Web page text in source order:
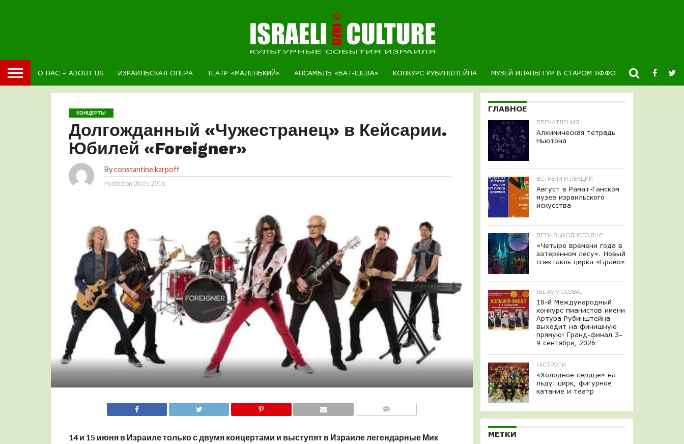
О НАС – ABOUT US ИЗРАИЛЬСКАЯ ОПЕРА ТЕАТР «МАЛЕНЬКИЙ» АНСАМБЛЬ «БАТ-ШЕВА» КОНКУРС РУБИНШТЕЙНА МУЗЕЙ ИЛАНЫ ГУР В СТАРОМ ЯФФО НОВОСТИ
КОНЦЕРТЫ
Долгожданный «Чужестранец» в Кейсарии.
Юбилей «Foreigner»
Byconstantine.karpoff
Posted on 08.05.2016
14 и 15 июня в Израиле только с двумя концертами и выступят в Израиле легендарные Мик
ГЛАВНОЕ
ВПЕЧАТЛЕНИЯ
Алхимическая тетрадь
Ньютона
ВСТРЕЧИ И ЛЕКЦИИ
Август в Рамат-Ганском
музее израильского
искусства
ДЕТИ ВЫХОДНОГО ДНЯ
«Четыре времени года в
затерянном лесу». Новый
спектакль цирка «Браво»
TEL AVIV GLOBAL
18-й Международный
конкурс пианистов имени
Артура Рубинштейна
выходит на финишную
прямую! Гранд-финал 3–
9 сентября, 2026
ГАСТРОЛИ
«Холодное сердце» на
льду: цирк, фигурное
катание и театр
МЕТКИ